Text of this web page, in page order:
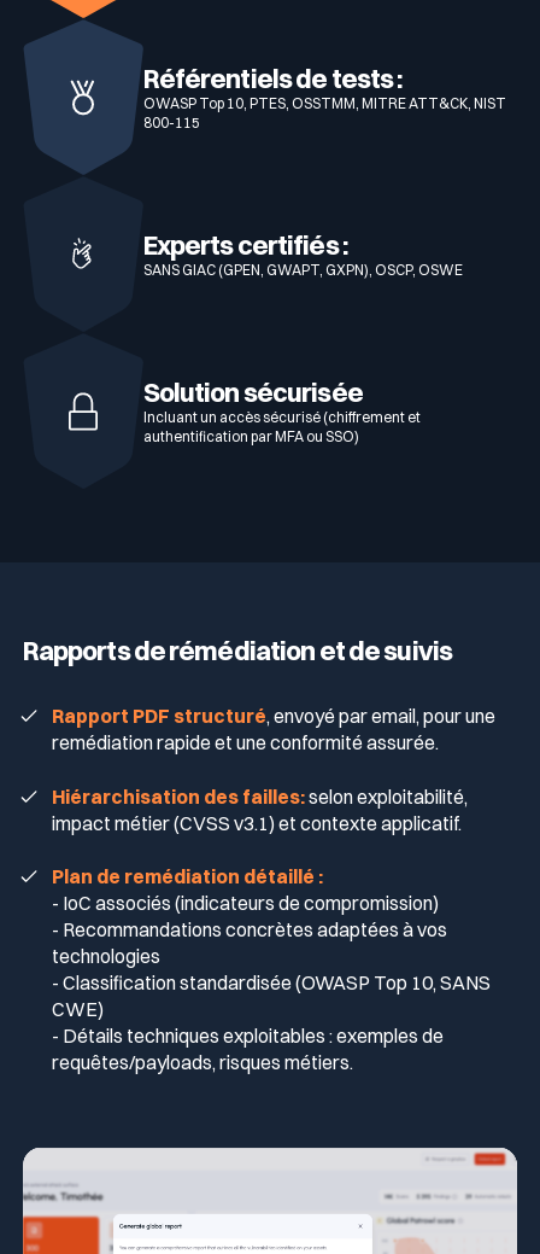
Référentiels de tests :
OWASP Top 10, PTES, OSSTMM, MITRE ATT&CK, NIST
800-115
Experts certifiés :
SANS GIAC (GPEN, GWAPT, GXPN), OSCP, OSWE
Solution sécurisée
Incluant un accès sécurisé (chiffrement et
authentification par MFA ou SSO)
Rapports de rémédiation et de suivis
Rapport PDF structuré, envoyé par email, pour une
remédiation rapide et une conformité assurée.
Hiérarchisation des failles:selon exploitabilité,
impact métier (CVSS v3.1) et contexte applicatif.
Plan de remédiation détaillé :
- IoC associés (indicateurs de compromission)
- Recommandations concrètes adaptées à vos
technologies
- Classification standardisée (OWASP Top 10, SANS
CWE)
- Détails techniques exploitables : exemples de
requêtes/payloads, risques métiers.